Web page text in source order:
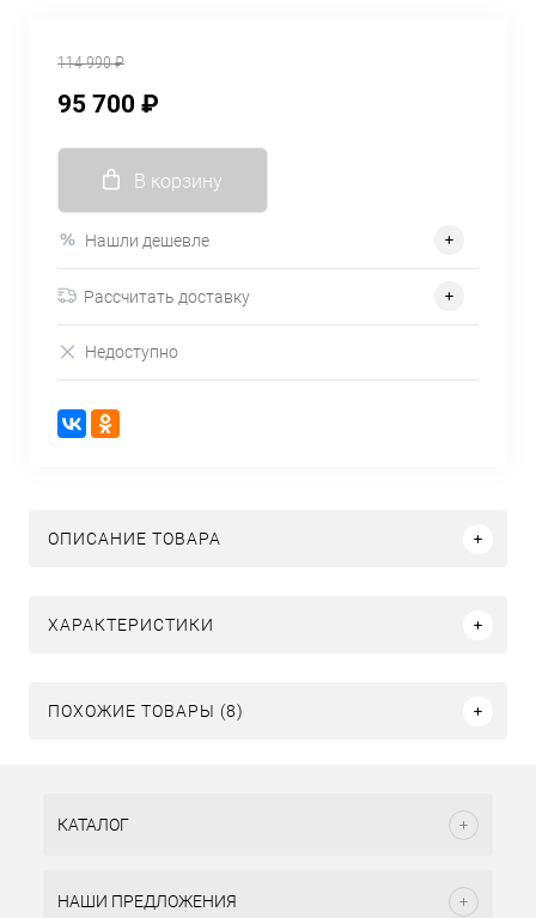
114 990 ₽
95 700 ₽
В корзину
Нашли дешевле
Рассчитать доставку
Недоступно
ОПИСАНИЕ ТОВАРА
ХАРАКТЕРИСТИКИ
ПОХОЖИЕ ТОВАРЫ (8)
КАТАЛОГ
НАШИ ПРЕДЛОЖЕНИЯ